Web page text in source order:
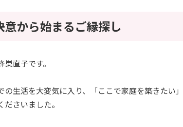
から始まるご縁探し
直子です。
生活を大変気に入り、「ここで家庭を築きたい
さいました。